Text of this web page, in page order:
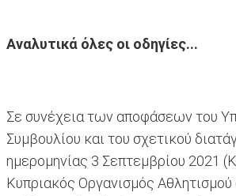
Αναλυτικά όλες οι οδηγίες...
Σε συνέχεια των αποφάσεων του
Συμβουλίου και του σχετικού
ημερομηνίας 3 Σεπτεμβρίου 2021
Κυπριακός Οργανισμός